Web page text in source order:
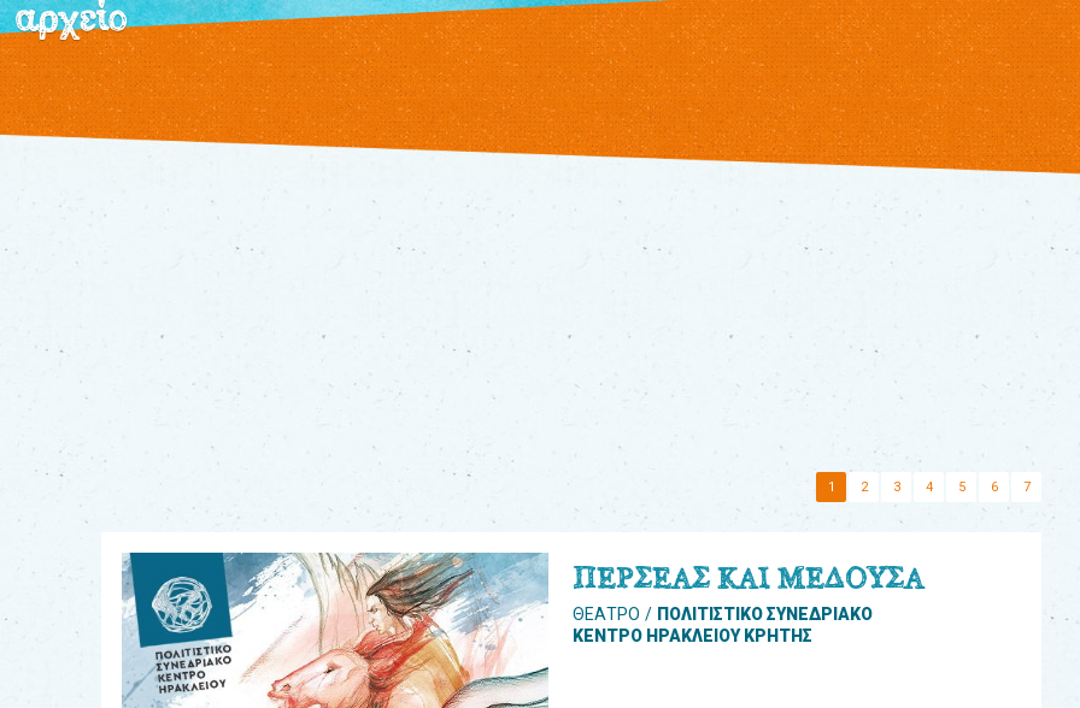
αρχείο
1 2 3 4 5 6 7
ΠΕΡΣΕΑΣ ΚΑΙ ΜΕΔΟΥΣΑ
ΘΕΑΤΡΟ
ΠΟΛΙΤΙΣΤΙΚΟ ΣΥΝΕΔΡΙΑΚΟ
ΚΕΝΤΡΟ ΗΡΑΚΛΕΙΟΥ ΚΡΗΤΗΣ